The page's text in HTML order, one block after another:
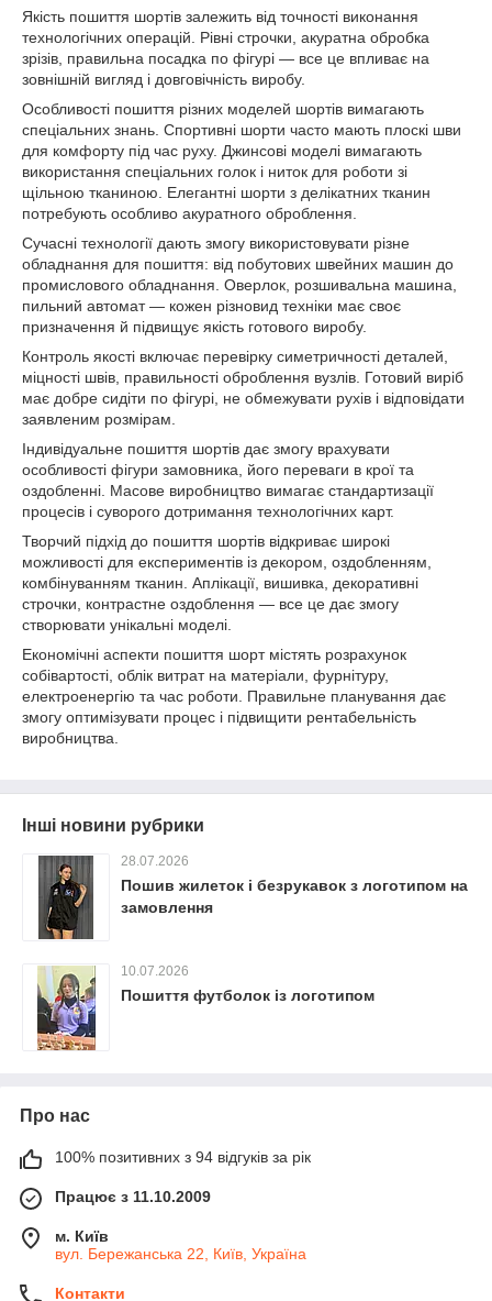
Якість пошиття шортів залежить від точності виконання
технологічних операцій. Рівні строчки, акуратна обробка
зрізів, правильна посадка по фігурі — все це впливає на
зовнішній вигляд і довговічність виробу.
Особливості пошиття різних моделей шортів вимагають
спеціальних знань. Спортивні шорти часто мають плоскі шви
для комфорту під час руху. Джинсові моделі вимагають
використання спеціальних голок і ниток для роботи зі
щільною тканиною. Елегантні шорти з делікатних тканин
потребують особливо акуратного оброблення.
Сучасні технології дають змогу використовувати різне
обладнання для пошиття: від побутових швейних машин до
промислового обладнання. Оверлок, розшивальна машина,
пильний автомат — кожен різновид техніки має своє
призначення й підвищує якість готового виробу.
Контроль якості включає перевірку симетричності деталей,
міцності швів, правильності оброблення вузлів. Готовий виріб
має добре сидіти по фігурі, не обмежувати рухів і відповідати
заявленим розмірам.
Індивідуальне пошиття шортів дає змогу врахувати
особливості фігури замовника, його переваги в крої та
оздобленні. Масове виробництво вимагає стандартизації
процесів і суворого дотримання технологічних карт.
Творчий підхід до пошиття шортів відкриває широкі
можливості для експериментів із декором, оздобленням,
комбінуванням тканин. Аплікації, вишивка, декоративні
строчки, контрастне оздоблення — все це дає змогу
створювати унікальні моделі.
Економічні аспекти пошиття шорт містять розрахунок
собівартості, облік витрат на матеріали, фурнітуру,
електроенергію та час роботи. Правильне планування дає
змогу оптимізувати процес і підвищити рентабельність
виробництва.
Інші новини рубрики
28.07.2026
Пошив жилеток і безрукавок з логотипом на
замовлення
10.07.2026
Пошиття футболок із логотипом
Про нас
100% позитивних з 94 відгуків за рік
Працює з 11.10.2009
м. Київ
вул. Бережанська 22, Київ, Україна
Контакти